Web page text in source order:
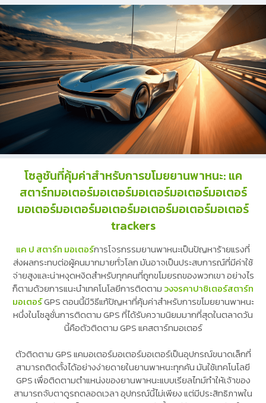
โซลูชันที่คุ้มค่าสำหรับการขโมยยานพาหนะ: แค
สตาร์ทมอเตอร์มอเตอร์มอเตอร์มอเตอร์มอเตอร์
มอเตอร์มอเตอร์มอเตอร์มอเตอร์มอเตอร์มอเตอร์
trackers
แค ป สตาร์ท มอเตอร์การโจรกรรมยานพาหนะเป็นปัญหาร้ายแรงที่
ส่งผลกระทบต่อผู้คนมากมายทั่วโลก มันอาจเป็นประสบการณ์ที่มีค่าใช้
จ่ายสูงและน่าหงุดหงิดสำหรับทุกคนที่ถูกขโมยรถของพวกเขา อย่างไร
ก็ตามด้วยการแนะนำเทคโนโลยีการติดตาม วงจรคาปาซิเตอร์สตาร์ท
มอเตอร์GPS ตอนนี้มีวิธีแก้ปัญหาที่คุ้มค่าสำหรับการขโมยยานพาหนะ
หนึ่งในโซลูชั่นการติดตาม GPS ที่ได้รับความนิยมมากที่สุดในตลาดวัน
นี้คือตัวติดตาม GPS แคสตาร์ทมอเตอร์
ตัวติดตาม GPS แคมอเตอร์มอเตอร์มอเตอร์เป็นอุปกรณ์ขนาดเล็กที่
สามารถติดตั้งได้อย่างง่ายดายในยานพาหนะทุกคัน มันใช้เทคโนโลยี
GPS เพื่อติดตามตำแหน่งของยานพาหนะแบบเรียลไทม์ทำให้เจ้าของ
สามารถจับตาดูรถตลอดเวลา อุปกรณ์นี้ไม่เพียง แต่มีประสิทธิภาพใน